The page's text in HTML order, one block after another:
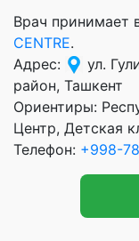
Врач принимает
CENTRE.
Адрес:
ул.
район, Ташкент
Ориентиры:
Центр, Детская
Телефон: +998-